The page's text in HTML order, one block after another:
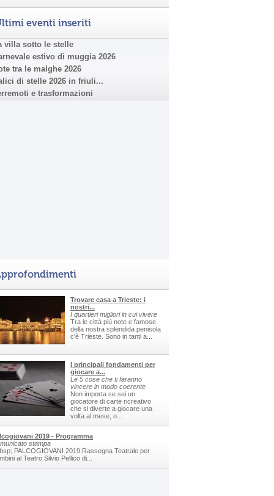
eventi inseriti
villa sotto le stelle
estivo di muggia 2026
tra le malghe 2026
di stelle 2026 in friuli...
e trasformazioni
Trovare casa a Trieste: i
nostri...
I quartieri migliori in cui vivere
Tra le città più note e famose
della nostra splendida penisola
c'è Trieste. Sono in tanti a...
I principali fondamenti per
giocare a...
Le 5 cose che ti faranno
vincere in modo coerente
Non importa se sei un
giocatore di carte ricreativo
che si diverte a giocare una
volta al mese, o...
2019 - Programma
stampa
PALCOGIOVANI 2019 Rassegna Teatrale per
al Teatro Silvio Pellico di...